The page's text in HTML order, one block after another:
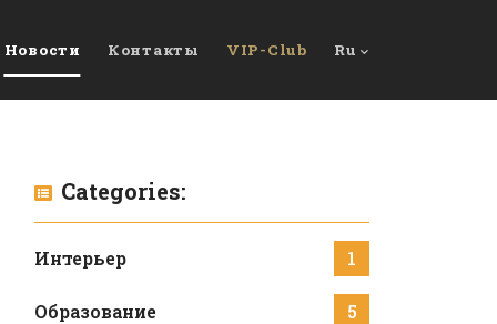
Новости Контакты VIP-Club Ru
Categories:
Интерьер 1
Образование 5